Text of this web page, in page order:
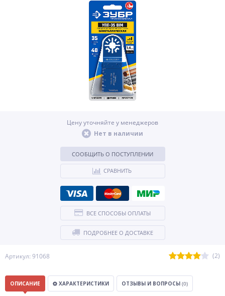
Артикул: 91068 (2)
Цену уточняйте у менеджеров
Нет в наличии
СООБЩИТЬ О ПОСТУПЛЕНИИ
СРАВНИТЬ
ВСЕ СПОСОБЫ ОПЛАТЫ
ПОДРОБНЕЕ О ДОСТАВКЕ
ОПИСАНИЕ ХАРАКТЕРИСТИКИ ОТЗЫВЫ И ВОПРОСЫ (0)